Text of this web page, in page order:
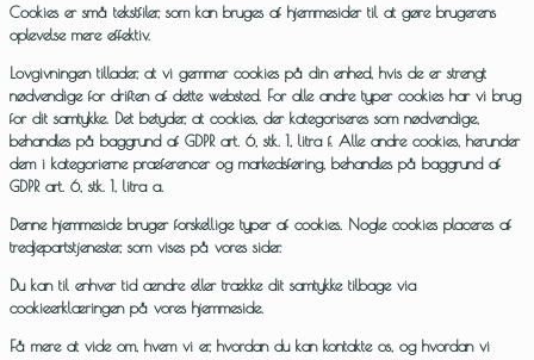
Cookies er små tekstfiler, som kan bruges af hjemmesider til at gøre brugerens
oplevelse mere effektiv.
Lovgivningen tillader, at vi gemmer cookies på din enhed, hvis de er strengt
nødvendige for driften af dette websted. For alle andre typer cookies har vi brug
for dit samtykke. Det betyder, at cookies, der kategoriseres som nødvendige,
behandles på baggrund af GDPR art. 6, stk. 1, litra f. Alle andre cookies, herunder
dem i kategorierne præferencer og markedsføring, behandles på baggrund af
GDPR art. 6, stk. 1, litra a.
Denne hjemmeside bruger forskellige typer af cookies. Nogle cookies placeres af
tredjepartstjenester, som vises på vores sider.
Du kan til enhver tid ændre eller trække dit samtykke tilbage via
cookieerklæringen på vores hjemmeside.
Få mere at vide om, hvem vi er, hvordan du kan kontakte os, og hvordan vi